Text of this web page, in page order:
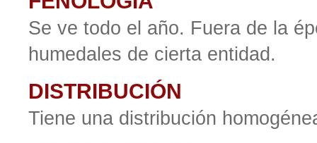
Se ve todo el año. Fuera de la
humedales de cierta entidad.
DISTRIBUCIÓN
Tiene una distribución